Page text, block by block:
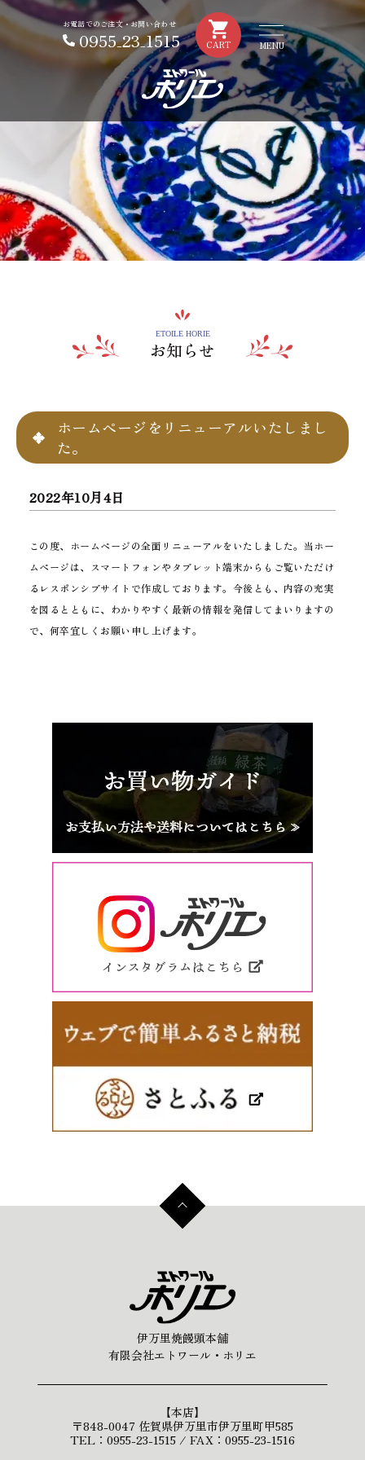
お電話でのご注文・お問い合わせ
0955₋23₋1515 CART
ETOILE HORIE
お知らせ
ホームページをリニューアルいたしまし
た。
2022年10月4日
この度、ホームページの全面リニューアルをいたしました。当ホー
ムページは、スマートフォンやタブレット端末からもご覧いただけ
るレスポンシブサイトで作成しております。今後とも、内容の充実
を図るとともに、わかりやすく最新の情報を発信してまいりますの
で、何卒宜しくお願い申し上げます。
伊万里焼饅頭本舗
有限会社エトワール・ホリエ
【本店】
〒848-0047 佐賀県伊万里市伊万里町甲585
TEL：0955-23-1515 / FAX：0955-23-1516